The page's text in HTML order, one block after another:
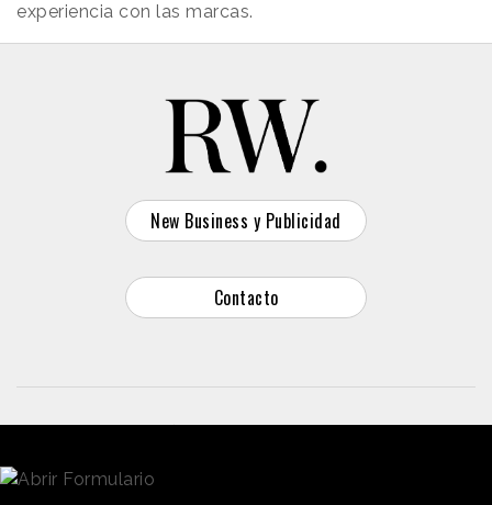
experiencia con las marcas.
New Business y Publicidad
Contacto
© 2026 Reason Why
Dirección: Calle Antonio Pirala 29. Madrid, 28017